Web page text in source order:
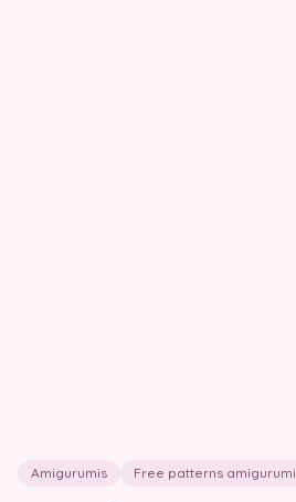
Amigurumis Free patterns amigurumi